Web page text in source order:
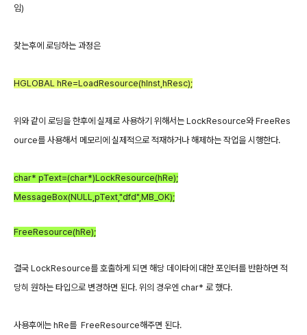
임)
찾는후에 로딩하는 과정은
HGLOBAL hRe=LoadResource(hInst,hResc);
위와 같이 로딩을 한후에 실제로 사용하기 위해서는 LockResource와 FreeRes
ource를 사용해서 메모리에 실제적으로 적재하거나 해제하는 작업을 시행한다.
char* pText=(char*)LockResource(hRe);
MessageBox(NULL,pText,"dfd",MB_OK);
FreeResource(hRe);
결국 LockResource를 호출하게 되면 해당 데이타에 대한 포인터를 반환하면 적
당히 원하는 타입으로 변경하면 된다. 위의 경우엔 char* 로 했다.
사용후에는 hRe를 FreeResource해주면 된다.